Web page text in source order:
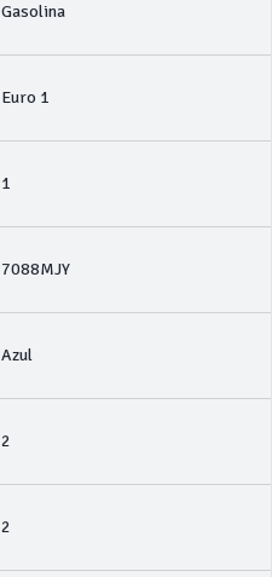
Gasolina
Euro 1
1
7088MJY
Azul
2
2